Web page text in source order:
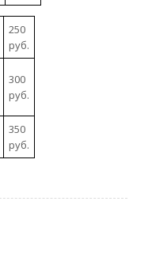
250
руб.
300
руб.
350
руб.